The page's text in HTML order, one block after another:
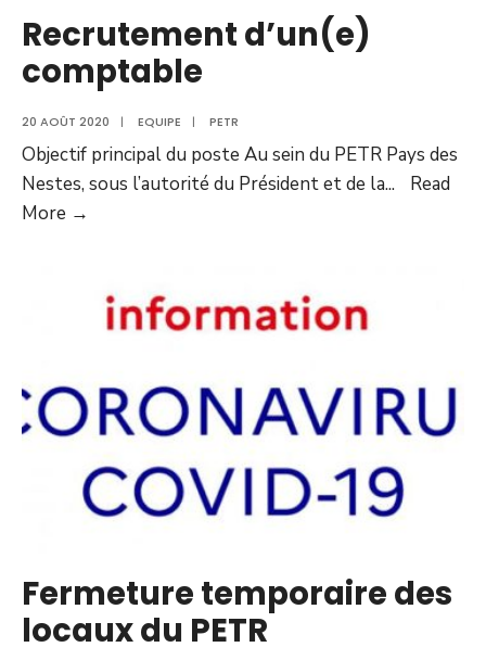
Recrutement d’un(e)
comptable
20 AOÛT 2020 | EQUIPE | PETR
Objectif principal du poste Au sein du PETR Pays des
Nestes, sous l’autorité du Président et de la...
Read
More →
Fermeture temporaire des
locaux du PETR